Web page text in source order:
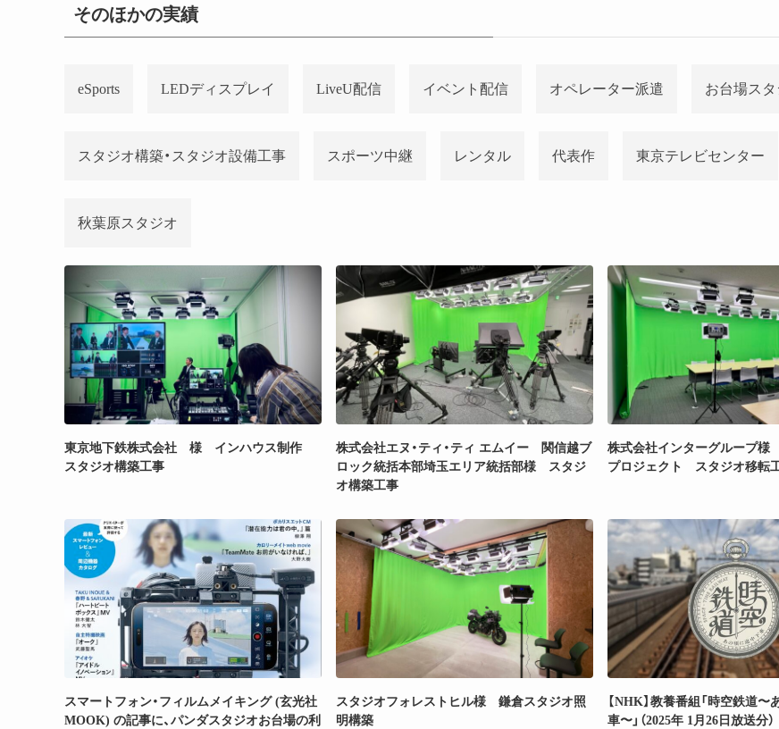
そのほかの実績
eSports LEDディスプレイ LiveU配信 イベント配信 オペレーター派遣 お台場スタ
スタジオ構築・スタジオ設備工事 スポーツ中継 レンタル 代表作 東京テレビセンター
秋葉原スタジオ
東京地下鉄株式会社 様 インハウス制作
スタジオ構築工事
株式会社エヌ・ティ・ティ エムイー 関信越ブ
ロック統括本部埼玉エリア統括部様 スタジ
オ構築工事
株式会社インターグループ
プロジェクト スタジオ移転
スマートフォン・フィルムメイキング (玄光社
MOOK) の記事に、パンダスタジオお台場の利
スタジオフォレストヒル様 鎌倉スタジオ照
明構築
【NHK】教養番組「時空鉄道
車〜」（2025年 1月26日放送分）